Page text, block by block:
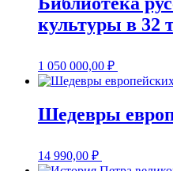
культуры в 32
1 050 000,00 ₽
Шедевры
14 990,00 ₽